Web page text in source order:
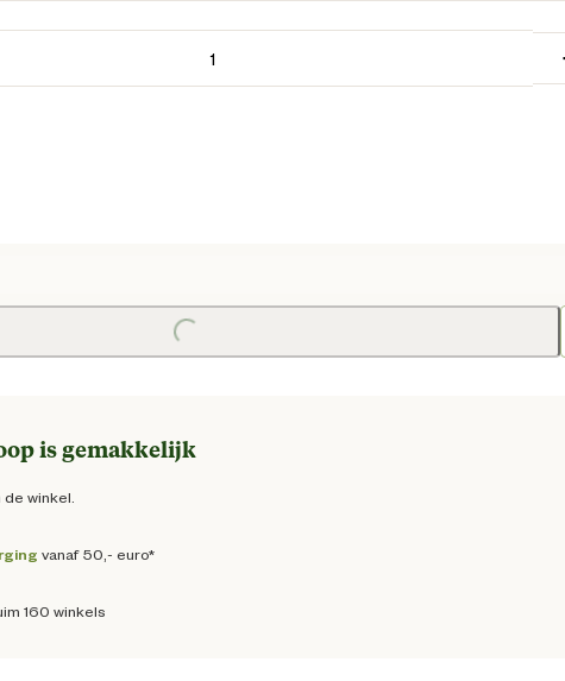
Loading...
is gemakkelijk
winkel.
vanaf 50,- euro*
160 winkels